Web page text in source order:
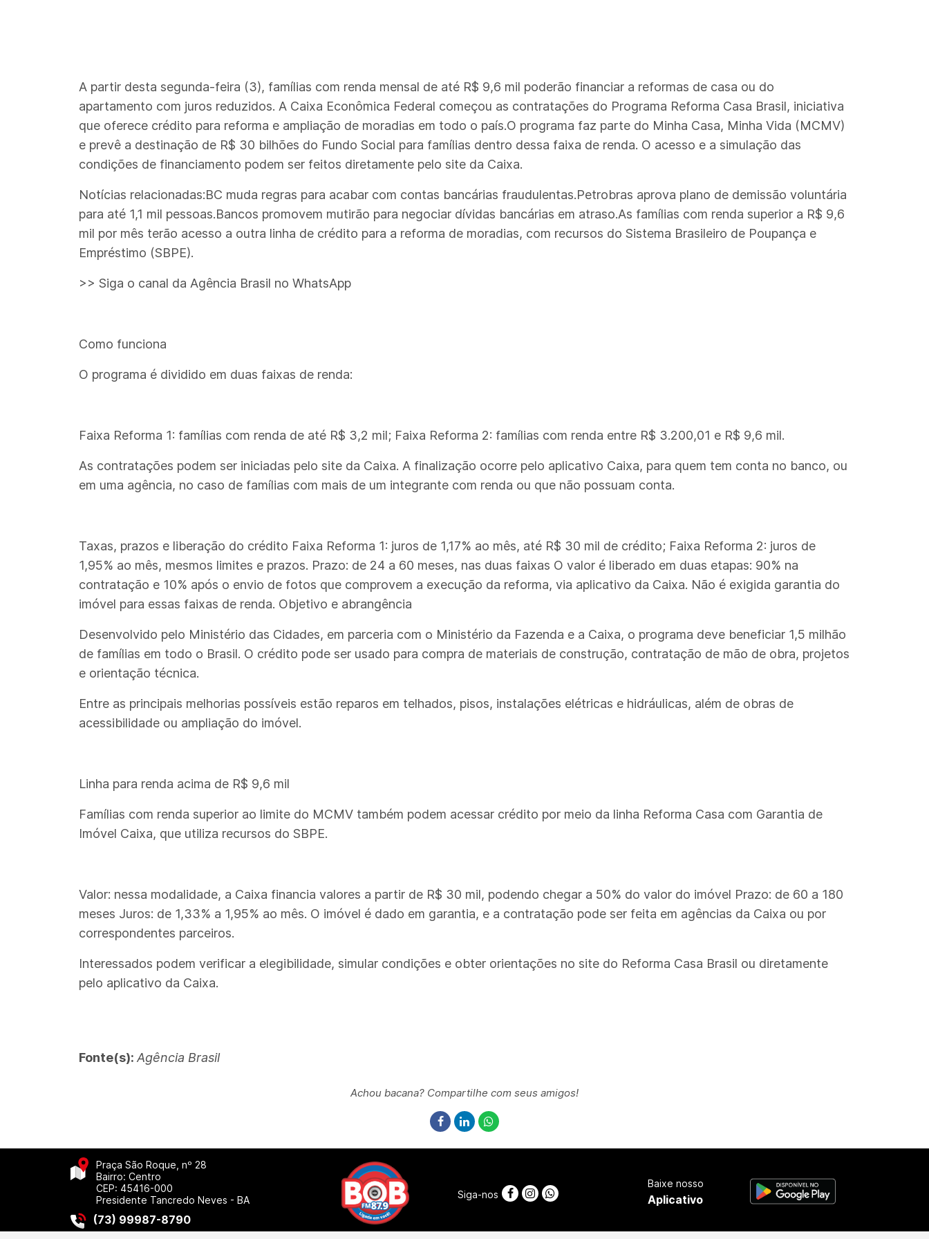
A partir desta segunda-feira (3), famílias com renda mensal de até R$ 9,6 mil poderão financiar a reformas de casa ou do
apartamento com juros reduzidos. A Caixa Econômica Federal começou as contratações do Programa Reforma Casa Brasil, iniciativa
que oferece crédito para reforma e ampliação de moradias em todo o país.O programa faz parte do Minha Casa, Minha Vida (MCMV)
e prevê a destinação de R$ 30 bilhões do Fundo Social para famílias dentro dessa faixa de renda. O acesso e a simulação das
condições de financiamento podem ser feitos diretamente pelo site da Caixa.
Notícias relacionadas:BC muda regras para acabar com contas bancárias fraudulentas.Petrobras aprova plano de demissão voluntária
para até 1,1 mil pessoas.Bancos promovem mutirão para negociar dívidas bancárias em atraso.As famílias com renda superior a R$ 9,6
mil por mês terão acesso a outra linha de crédito para a reforma de moradias, com recursos do Sistema Brasileiro de Poupança e
Empréstimo (SBPE).
>> Siga o canal da Agência Brasil no WhatsApp
Como funciona
O programa é dividido em duas faixas de renda:
Faixa Reforma 1: famílias com renda de até R$ 3,2 mil; Faixa Reforma 2: famílias com renda entre R$ 3.200,01 e R$ 9,6 mil.
As contratações podem ser iniciadas pelo site da Caixa. A finalização ocorre pelo aplicativo Caixa, para quem tem conta no banco, ou
em uma agência, no caso de famílias com mais de um integrante com renda ou que não possuam conta.
Taxas, prazos e liberação do crédito Faixa Reforma 1: juros de 1,17% ao mês, até R$ 30 mil de crédito; Faixa Reforma 2: juros de
1,95% ao mês, mesmos limites e prazos. Prazo: de 24 a 60 meses, nas duas faixas O valor é liberado em duas etapas: 90% na
contratação e 10% após o envio de fotos que comprovem a execução da reforma, via aplicativo da Caixa. Não é exigida garantia do
imóvel para essas faixas de renda. Objetivo e abrangência
Desenvolvido pelo Ministério das Cidades, em parceria com o Ministério da Fazenda e a Caixa, o programa deve beneficiar 1,5 milhão
de famílias em todo o Brasil. O crédito pode ser usado para compra de materiais de construção, contratação de mão de obra, projetos
e orientação técnica.
Entre as principais melhorias possíveis estão reparos em telhados, pisos, instalações elétricas e hidráulicas, além de obras de
acessibilidade ou ampliação do imóvel.
Linha para renda acima de R$ 9,6 mil
Famílias com renda superior ao limite do MCMV também podem acessar crédito por meio da linha Reforma Casa com Garantia de
Imóvel Caixa, que utiliza recursos do SBPE.
Valor: nessa modalidade, a Caixa financia valores a partir de R$ 30 mil, podendo chegar a 50% do valor do imóvel Prazo: de 60 a 180
meses Juros: de 1,33% a 1,95% ao mês. O imóvel é dado em garantia, e a contratação pode ser feita em agências da Caixa ou por
correspondentes parceiros.
Interessados podem verificar a elegibilidade, simular condições e obter orientações no site do Reforma Casa Brasil ou diretamente
pelo aplicativo da Caixa.
Fonte(s): Agência Brasil
Achou bacana? Compartilhe com seus amigos!
Praça São Roque, nº 28
Bairro: Centro
CEP: 45416-000
Presidente Tancredo Neves - BA
(73) 99987-8790
Siga-nos
Baixe nosso
Aplicativo